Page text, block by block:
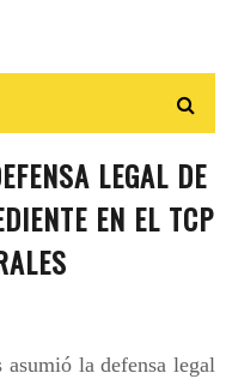
LEGAL DE
EN EL TCP
la defensa legal